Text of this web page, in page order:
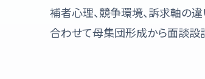
補者心理、競争環境、訴求軸の
合わせて母集団形成から面談設